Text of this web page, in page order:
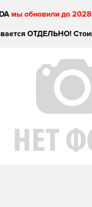
мы обновили до 2028
ОТДЕЛЬНО!